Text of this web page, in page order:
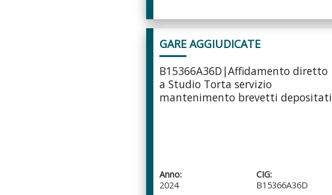
GARE AGGIUDICATE
B15366A36D|Affidamento diretto
a Studio Torta servizio
mantenimento brevetti depositati
Anno:
2024
CIG:
B15366A36D